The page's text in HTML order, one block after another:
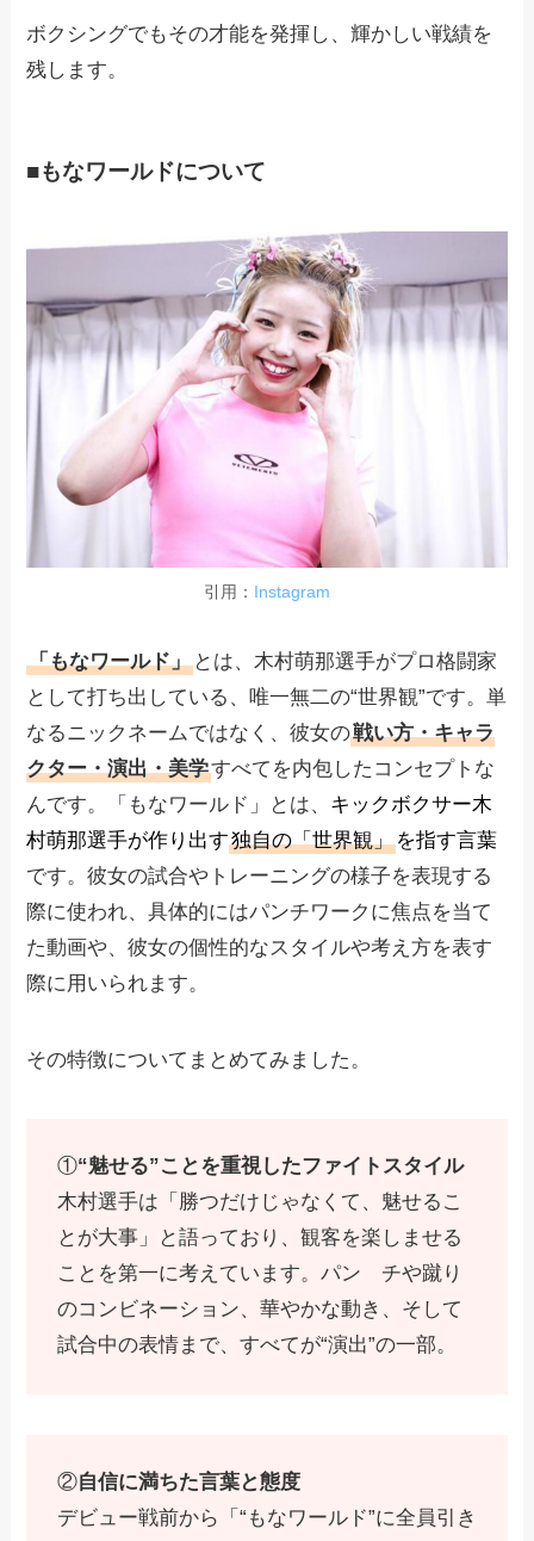
ボクシングでもその才能を発揮し、輝かしい戦績を
残します。
■もなワールドについて
引用： Instagram
「もなワールド」 とは、木村萌那選手がプロ格闘家
として打ち出している、唯一無二の“世界観”です。単
なるニックネームではなく、彼女の戦い方・キャラ
クター・演出・美学すべてを内包したコンセプトな
んです。「もなワールド」とは、 キックボクサー木
村萌那選手が作り出す独自の「世界観」を指す言葉
です。彼女の試合やトレーニングの様子を表現する
際に使われ、具体的にはパンチワークに焦点を当て
た動画や、彼女の個性的なスタイルや考え方を表す
際に用いられます。
その特徴についてまとめてみました。
①“魅せる”ことを重視したファイトスタイル
木村選手は「勝つだけじゃなくて、魅せるこ
とが大事」と語っており、観客を楽しませる
ことを第一に考えています。パン チや蹴り
のコンビネーション、華やかな動き、そして
試合中の表情まで、すべてが“演出”の一部。
②自信に満ちた言葉と態度
デビュー戦前から「“もなワールド”に全員引き